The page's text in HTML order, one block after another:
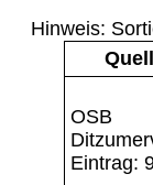
Hinweis:
OSB
Eintrag: